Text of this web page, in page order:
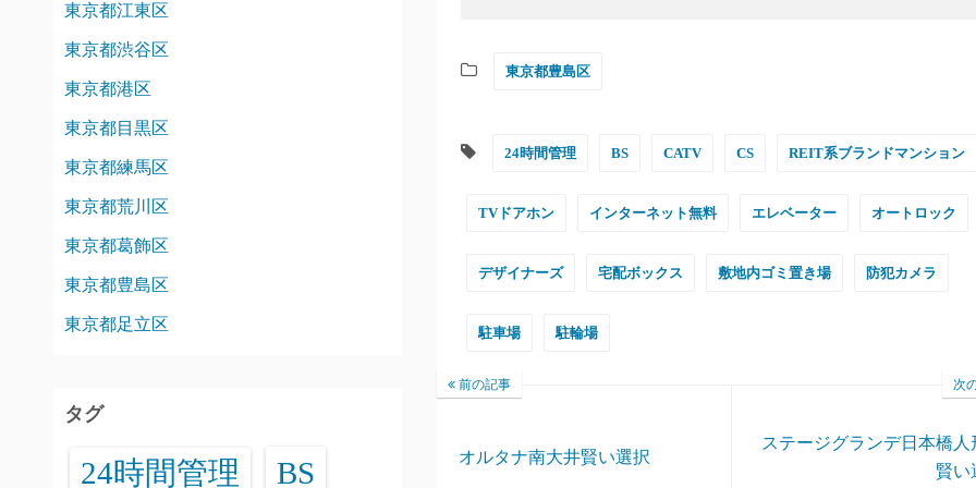
東京都豊島区
24時間管理 BS CATV CS REIT系ブランドマンション
TVドアホン インターネット無料 エレベーター オートロック
デザイナーズ 宅配ボックス 敷地内ゴミ置き場 防犯カメラ
駐車場 駐輪場
前の記事
オルタナ南大井賢い選択
次
ステージグランデ日本橋人
賢い
東京都江東区
東京都渋谷区
東京都港区
東京都目黒区
東京都練馬区
東京都荒川区
東京都葛飾区
東京都豊島区
東京都足立区
タグ
24時間管理 BS